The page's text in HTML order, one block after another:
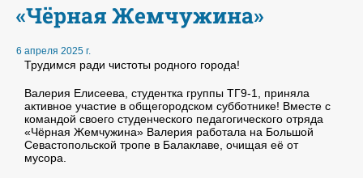
«Чёрная Жемчужина»
6 апреля 2025 г.
Трудимся ради чистоты родного города!
Валерия Елисеева, студентка группы ТГ9-1, приняла
активное участие в общегородском субботнике! Вместе с
командой своего студенческого педагогического отряда
«Чёрная Жемчужина» Валерия работала на Большой
Севастопольской тропе в Балаклаве, очищая её от
мусора.